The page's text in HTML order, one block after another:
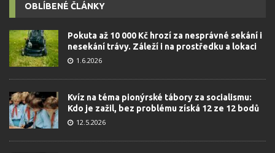
OBLÍBENÉ ČLÁNKY
Pokuta až 10 000 Kč hrozí za nesprávné sekání i
nesekání trávy. Záleží i na prostředku a lokaci
1.6.2026
Kvíz na téma pionýrské tábory za socialismu:
Kdo je zažil, bez problému získá 12 ze 12 bodů
12.5.2026